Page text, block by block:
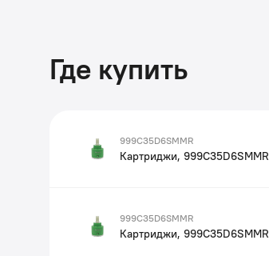
Где купить
999C35D6SMMR
Картриджи, 999C35D6SMMR
999C35D6SMMR
Картриджи, 999C35D6SMMR